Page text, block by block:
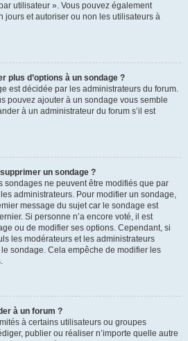
utilisateur ». Vous pouvez également
jours et autoriser ou non les utilisateurs à
plus d’options à un sondage ?
est décidée par les administrateurs du forum.
pouvez ajouter à un sondage vous semble
à un administrateur du forum s’il est
un sondage ?
sondages ne peuvent être modifiés que par
administrateurs. Pour modifier un sondage,
message du sujet car le sondage est
Si personne n’a encore voté, il est
ou de modifier ses options. Cependant, si
les modérateurs et les administrateurs
sondage. Cela empêche de modifier les
à un forum ?
à certains utilisateurs ou groupes
publier ou réaliser n’importe quelle autre